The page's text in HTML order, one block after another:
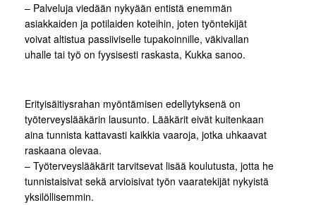
– Palveluja viedään nykyään entistä enemmän
asiakkaiden ja potilaiden koteihin, joten työntekijät
voivat altistua passiiviselle tupakoinnille, väkivallan
uhalle tai työ on fyysisesti raskasta, Kukka sanoo.
Erityisäitiysrahan myöntämisen edellytyksenä on
työterveyslääkärin lausunto. Lääkärit eivät kuitenkaan
aina tunnista kattavasti kaikkia vaaroja, jotka uhkaavat
raskaana olevaa.
– Työterveyslääkärit tarvitsevat lisää koulutusta, jotta he
tunnistaisivat sekä arvioisivat työn vaaratekijät nykyistä
yksilöllisemmin.